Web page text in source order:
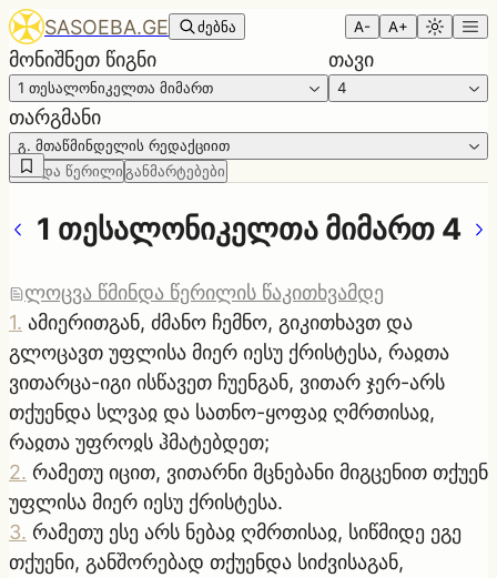
SASOEBA.GE ძებნა A- A+
მონიშნეთ წიგნი
1 თესალონიკელთა მიმართ
თავი
4
თარგმანი
გ. მთაწმინდელის რედაქციით
წმინდა წერილი განმარტებები
1 თესალონიკელთა მიმართ 4
ლოცვა წმინდა წერილის წაკითხვამდე
1. ამიერითგან, ძმანო ჩემნო, გიკითხავთ და
გლოცავთ უფლისა მიერ იესუ ქრისტესა, რაჲთა
ვითარცა-იგი ისწავეთ ჩუენგან, ვითარ ჯერ-არს
თქუენდა სლვაჲ და სათნო-ყოფაჲ ღმრთისაჲ,
რაჲთა უფროჲს ჰმატებდეთ;
2. რამეთუ იცით, ვითარნი მცნებანი მიგცენით თქუენ
უფლისა მიერ იესუ ქრისტესა.
3. რამეთუ ესე არს ნებაჲ ღმრთისაჲ, სიწმიდე ეგე
თქუენი, განშორებად თქუენდა სიძვისაგან,